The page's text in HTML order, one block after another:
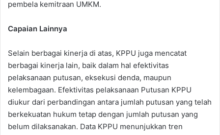
pembela kemitraan UMKM.
Capaian Lainnya
Selain berbagai kinerja di atas, KPPU juga mencatat
berbagai kinerja lain, baik dalam hal efektivitas
pelaksanaan putusan, eksekusi denda, maupun
kelembagaan. Efektivitas pelaksanaan Putusan KPPU
diukur dari perbandingan antara jumlah putusan yang telah
berkekuatan hukum tetap dengan jumlah putusan yang
belum dilaksanakan. Data KPPU menunjukkan tren